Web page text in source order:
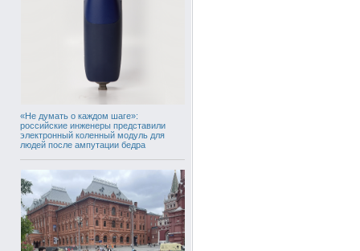
«Не думать о каждом шаге»:
российские инженеры представили
электронный коленный модуль для
людей после ампутации бедра